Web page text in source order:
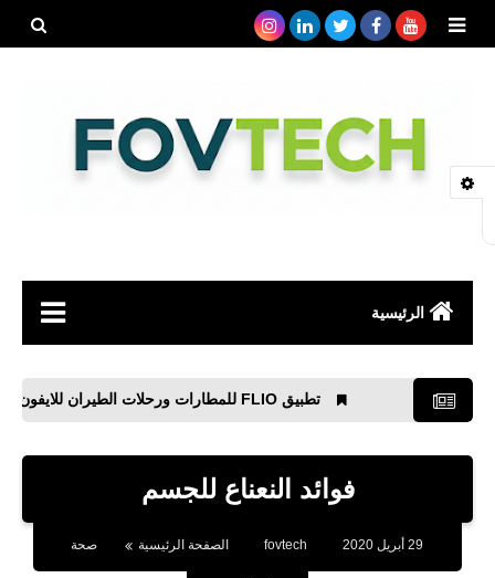
الرئيسية
مواقع
بلوجر
اخبار
تطبيق FLIO للمطارات ورحلات الطيران للايفون والاندرويد
فوائد النعناع للجسم
fovtech الصفحة الرئيسية صحة